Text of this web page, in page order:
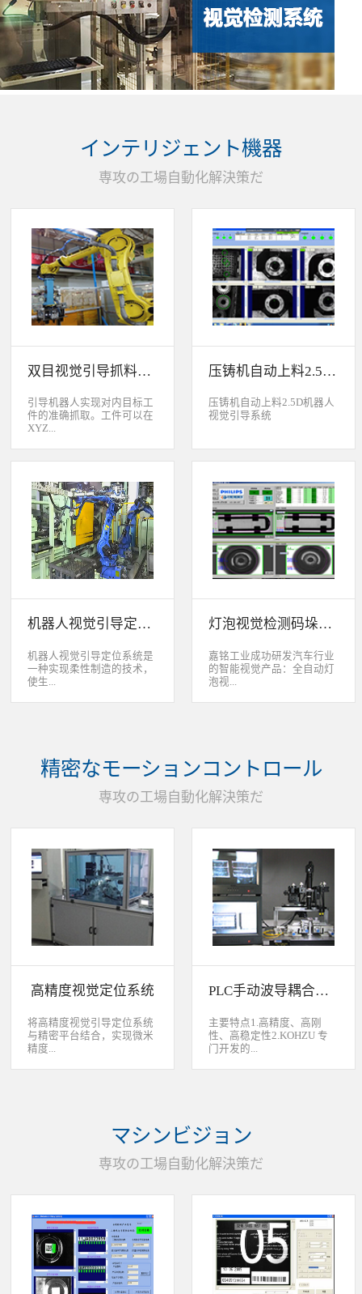
インテリジェント機器
専攻の工場自動化解決策だ
双目视觉引导抓料系统
引导机器人实现对内目标工
件的准确抓取。工件可以在
XYZ...
差，3D视觉定位系统能够根
据工件的三维特征信息，准
确获取工件的三维位置信
息。该系统可广泛应用于各
类生产线上物料搬运、装
配、上架、下架等。 系统
采用最先进的2D、2.5D和
3D视觉定位技术，引导机器
空间内目标工件的准确抓
上存在位移和角度偏差，3D
的三维特征信息，准确获取
工件的三维位置信息。该系
统可广泛应用于各类生产线
上物料搬运、装配、上架、
下架等。
压铸机自动上料2.5D机器人视觉引导系统
压铸机自动上料2.5D机器人
视觉引导系统
机器人视觉引导定位系统
机器人视觉引导定位系统是
一种实现柔性制造的技术，
使生...
器视觉系统还能在处理或组
装产品的同时对其进行检
和数据矩阵代码。功能介绍
少了人力成本，大幅度的提
高了生产力，为客户创造了
显著的经济效益和社会效
益。应用机器视觉引导机器
人是一种实现柔性制造的技
术，使生产线很容易适应产
品的变化、不同的位置及方
向，定位取放的零件或指导
系统还能在处理或组装产品
量，识别。视觉向导机器人
度固定设备；2、无需工具
转换即能处理多种类型的工
件；3、防止意外的机器人
括：1、自动堆垛和卸垛；
灯泡视觉检测码垛系统
嘉铭工业成功研发汽车行业
的智能视觉产品：全自动灯
泡视...
泡、裂纹、脏污、气线；灯
头上的顶锡缺失、顶丝外
外露、脏污、灯头角度；剔
精密なモーションコントロール
専攻の工場自動化解決策だ
高精度视觉定位系统
将高精度视觉引导定位系统
与精密平台结合，实现微米
精度...
动定位和对准应用等。
PLC手动波导耦合系统
主要特点1.高精度、高刚
性、高稳定性2.KOHZU 专
门开发的...
部分机构本地化生产满足系
统性能同时，也节约成本5.
求制定系统手动调节平台
マシンビジョン
専攻の工場自動化解決策だ